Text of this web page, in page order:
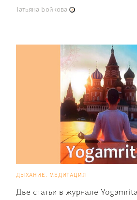
Татьяна Бойкова
дыхание, медитация
Две статьи в журнале